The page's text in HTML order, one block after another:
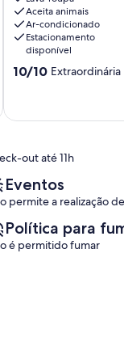
Barra,
Ilhéus
Malhado
Aceita animais
Ar-condicionado
Estacionamento
disponível
10.0
10/10 Extraordinária
out até 11h
Eventos
permite a realização
Política para
é permitido fumar